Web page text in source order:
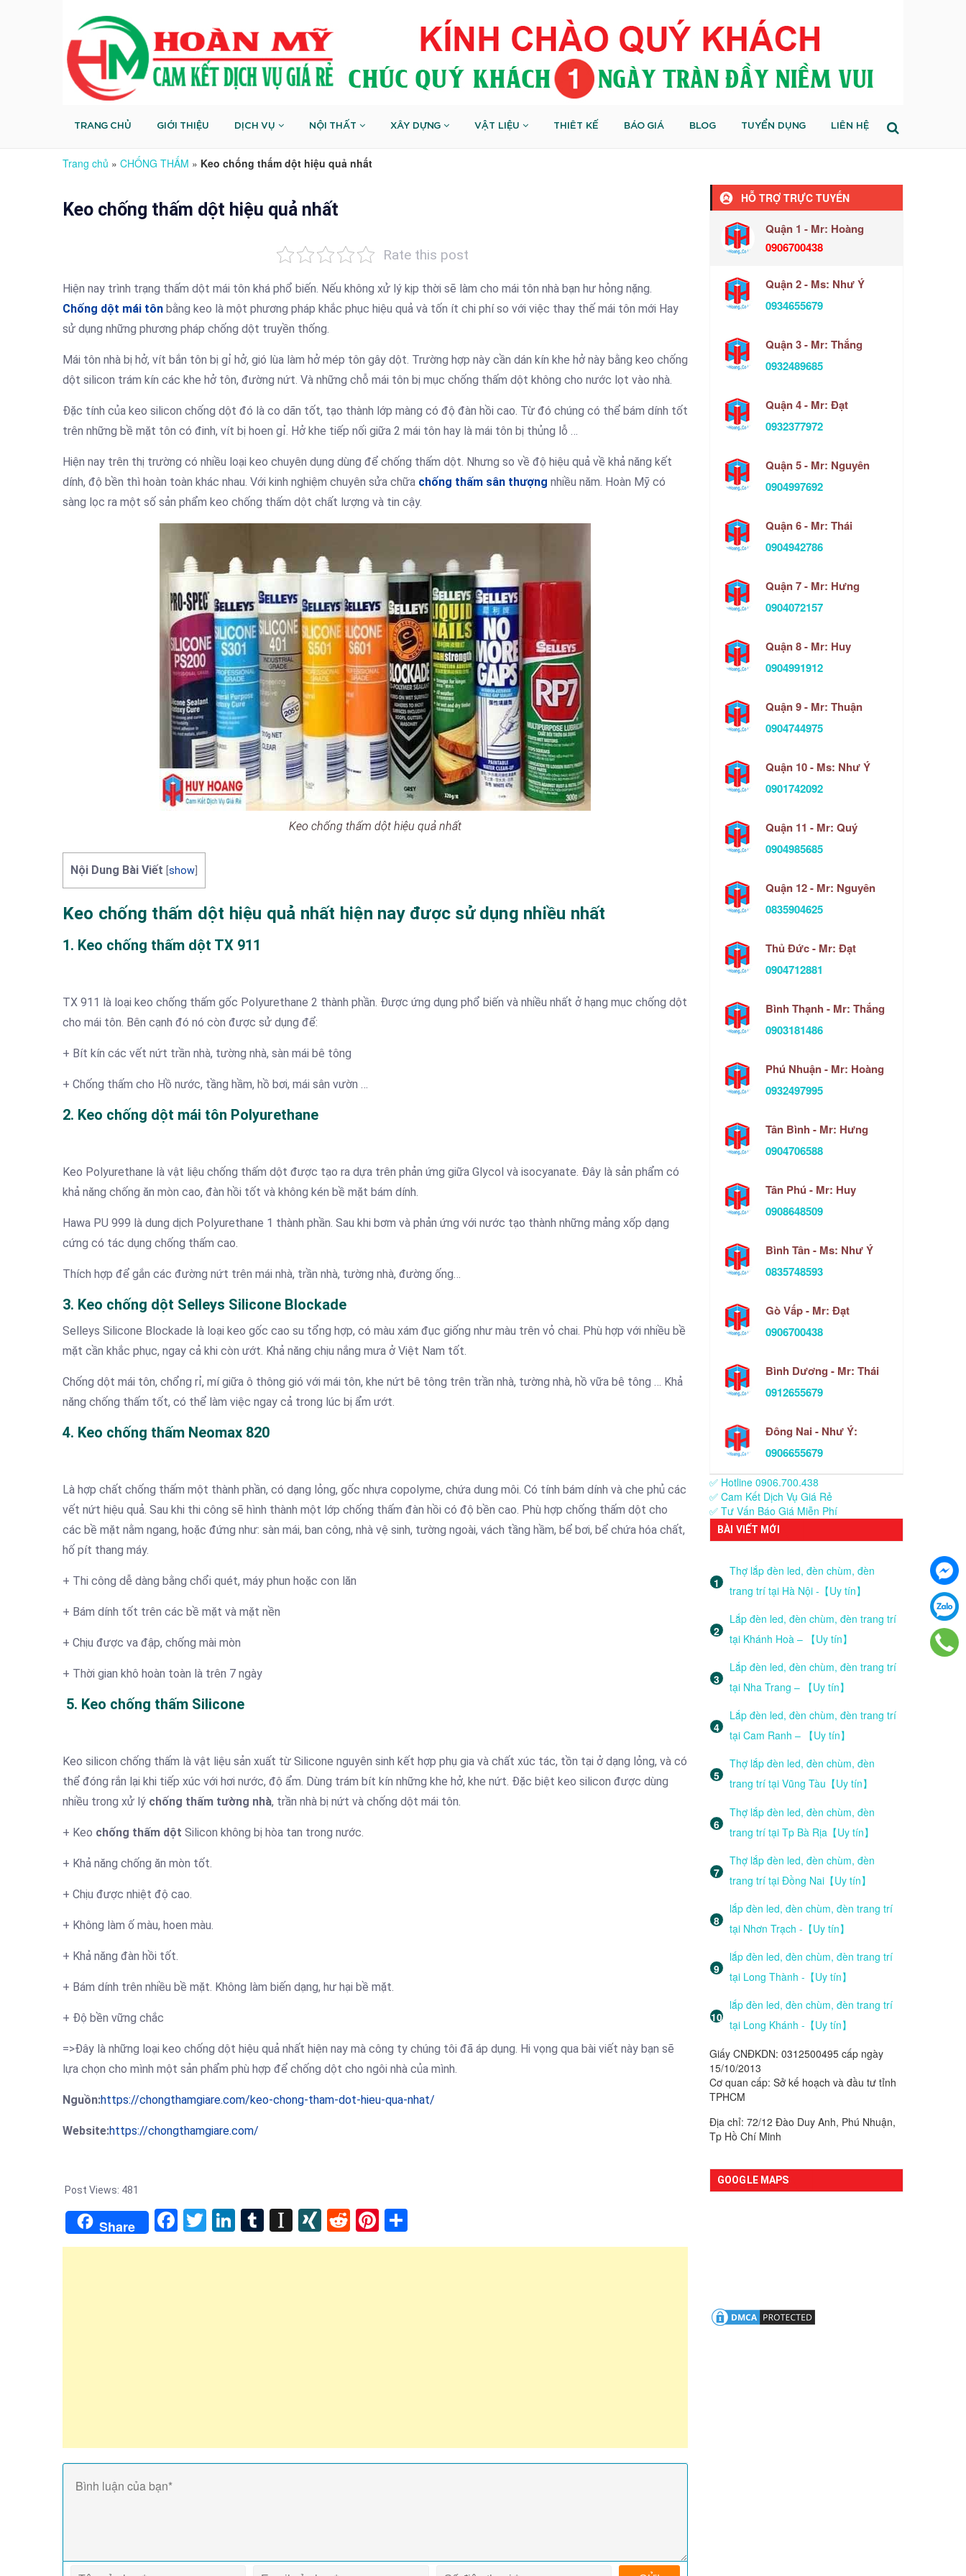
TRANG CHỦ GIỚI THIỆU DỊCH VỤ NỘI THẤT XÂY DỰNG VẬT LIỆU THIÊT KẾ BÁO GIÁ BLOG TUYỂN DỤNG LIÊN HỆ
Trang chủ » CHỐNG THẤM » Keo chống thấm dột hiệu quả nhất
Keo chống thấm dột hiệu quả nhất
Rate this post
Hiện nay trình trạng thấm dột mái tôn khá phổ biến. Nếu không xử lý kịp thời sẽ làm cho mái tôn nhà bạn hư hỏng nặng.
Chống dột mái tôn bằng keo là một phương pháp khắc phục hiệu quả và tốn ít chi phí so với việc thay thế mái tôn mới Hay
sử dụng những phương pháp chống dột truyền thống.
Mái tôn nhà bị hở, vít bắn tôn bị gỉ hở, gió lùa làm hở mép tôn gây dột. Trường hợp này cần dán kín khe hở này bằng keo chống
dột silicon trám kín các khe hở tôn, đường nứt. Và những chỗ mái tôn bị mục chống thấm dột không cho nước lọt vào nhà.
Đặc tính của keo silicon chống dột đó là co dãn tốt, tạo thành lớp màng có độ đàn hồi cao. Từ đó chúng có thể bám dính tốt
trên những bề mặt tôn có đinh, vít bị hoen gỉ. Hở khe tiếp nối giữa 2 mái tôn hay là mái tôn bị thủng lỗ …
Hiện nay trên thị trường có nhiều loại keo chuyên dụng dùng để chống thấm dột. Nhưng so về độ hiệu quả về khả năng kết
dính, độ bền thì hoàn toàn khác nhau. Với kinh nghiệm chuyên sửa chữa chống thấm sân thượng nhiều năm. Hoàn Mỹ có
sàng lọc ra một số sản phẩm keo chống thấm dột chất lượng và tin cậy.
Keo chống thấm dột hiệu quả nhất
Nội Dung Bài Viết show
Keo chống thấm dột hiệu quả nhất hiện nay được sử dụng nhiều nhất
1. Keo chống thấm dột TX 911
TX 911 là loại keo chống thấm gốc Polyurethane 2 thành phần. Được ứng dụng phổ biến và nhiều nhất ở hạng mục chống dột
cho mái tôn. Bên cạnh đó nó còn được sử dụng để:
+ Bít kín các vết nứt trần nhà, tường nhà, sàn mái bê tông
+ Chống thấm cho Hồ nước, tầng hầm, hồ bơi, mái sân vườn …
2. Keo chống dột mái tôn Polyurethane
Keo Polyurethane là vật liệu chống thấm dột được tạo ra dựa trên phản ứng giữa Glycol và isocyanate. Đây là sản phẩm có
khả năng chống ăn mòn cao, đàn hồi tốt và không kén bề mặt bám dính.
Hawa PU 999 là dung dịch Polyurethane 1 thành phần. Sau khi bơm và phản ứng với nước tạo thành những mảng xốp dạng
cứng có tác dụng chống thấm cao.
Thích hợp để gắn các đường nứt trên mái nhà, trần nhà, tường nhà, đường ống…
3. Keo chống dột Selleys Silicone Blockade
Selleys Silicone Blockade là loại keo gốc cao su tổng hợp, có màu xám đục giống như màu trên vỏ chai. Phù hợp với nhiều bề
mặt cần khắc phục, ngay cả khi còn ướt. Khả năng chịu nắng mưa ở Việt Nam tốt.
Chống dột mái tôn, chổng rỉ, mí giữa ô thông gió với mái tôn, khe nứt bê tông trên trần nhà, tường nhà, hồ vữa bê tông … Khả
năng chống thấm tốt, có thể làm việc ngay cả trong lúc bị ẩm ướt.
4. Keo chống thấm Neomax 820
Là hợp chất chống thấm một thành phần, có dạng lỏng, gốc nhựa copolyme, chứa dung môi. Có tính bám dính và che phủ các
vết nứt hiệu quả. Sau khi thi công sẽ hình thành một lớp chống thấm đàn hồi có độ bền cao. Phù hợp chống thấm dột cho
các bề mặt nằm ngang, hoặc đứng như: sàn mái, ban công, nhà vệ sinh, tường ngoài, vách tầng hầm, bể bơi, bể chứa hóa chất,
hố pít thang máy.
+ Thi công dễ dàng bằng chổi quét, máy phun hoặc con lăn
+ Bám dính tốt trên các bề mặt và mặt nền
+ Chịu được va đập, chống mài mòn
+ Thời gian khô hoàn toàn là trên 7 ngày
5. Keo chống thấm Silicone
Keo silicon chống thấm là vật liệu sản xuất từ Silicone nguyên sinh kết hợp phụ gia và chất xúc tác, tồn tại ở dạng lỏng, và có
thể đóng rắn lại khi tiếp xúc với hơi nước, độ ẩm. Dùng trám bít kín những khe hở, khe nứt. Đặc biệt keo silicon được dùng
nhiều trong xử lý chống thấm tường nhà, trần nhà bị nứt và chống dột mái tôn.
+ Keo chống thấm dột Silicon không bị hòa tan trong nước.
+ Khả năng chống ăn mòn tốt.
+ Chịu được nhiệt độ cao.
+ Không làm ố màu, hoen màu.
+ Khả năng đàn hồi tốt.
+ Bám dính trên nhiều bề mặt. Không làm biến dạng, hư hại bề mặt.
+ Độ bền vững chắc
=>Đây là những loại keo chống dột hiệu quả nhất hiện nay mà công ty chúng tôi đã áp dụng. Hi vọng qua bài viết này bạn sẽ
lựa chọn cho mình một sản phẩm phù hợp để chống dột cho ngôi nhà của mình.
Nguồn:https://chongthamgiare.com/keo-chong-tham-dot-hieu-qua-nhat/
Website:https://chongthamgiare.com/
Post Views: 481
Share Facebook
TwitterLinkedIn
Tumblr
Instapaper
XINGRedditPinterest
HỖ TRỢ TRỰC TUYẾN
Quận 1 - Mr: Hoàng
0906700438
Quận 2 - Ms: Như Ý
0934655679
Quận 3 - Mr: Thắng
0932489685
Quận 4 - Mr: Đạt
0932377972
Quận 5 - Mr: Nguyên
0904997692
Quận 6 - Mr: Thái
0904942786
Quận 7 - Mr: Hưng
0904072157
Quận 8 - Mr: Huy
0904991912
Quận 9 - Mr: Thuận
0904744975
Quận 10 - Ms: Như Ý
0901742092
Quận 11 - Mr: Quý
0904985685
Quận 12 - Mr: Nguyên
0835904625
Thủ Đức - Mr: Đạt
0904712881
Bình Thạnh - Mr: Thắng
0903181486
Phú Nhuận - Mr: Hoàng
0932497995
Tân Bình - Mr: Hưng
0904706588
Tân Phú - Mr: Huy
0908648509
Bình Tân - Ms: Như Ý
0835748593
Gò Vấp - Mr: Đạt
0906700438
Bình Dương - Mr: Thái
0912655679
Đông Nai - Như Ý:
0906655679
✅ Hotline 0906.700.438
✅ Cam Kết Dịch Vụ Giá Rẻ
✅ Tư Vấn Báo Giá Miễn Phí
BÀI VIẾT MỚI
Thợ lắp đèn led, đèn chùm, đèn
trang trí tại Hà Nội -【Uy tín】
Lắp đèn led, đèn chùm, đèn trang trí
tại Khánh Hoà – 【Uy tín】
Lắp đèn led, đèn chùm, đèn trang trí
tại Nha Trang – 【Uy tín】
Lắp đèn led, đèn chùm, đèn trang trí
tại Cam Ranh – 【Uy tín】
Thợ lắp đèn led, đèn chùm, đèn
trang trí tại Vũng Tàu【Uy tín】
Thợ lắp đèn led, đèn chùm, đèn
trang trí tại Tp Bà Rịa【Uy tín】
Thợ lắp đèn led, đèn chùm, đèn
trang trí tại Đồng Nai【Uy tín】
lắp đèn led, đèn chùm, đèn trang trí
tại Nhơn Trạch -【Uy tín】
lắp đèn led, đèn chùm, đèn trang trí
tại Long Thành -【Uy tín】
lắp đèn led, đèn chùm, đèn trang trí
tại Long Khánh -【Uy tín】
Giấy CNĐKDN: 0312500495 cấp ngày
15/10/2013
Cơ quan cấp: Sở kế hoạch và đầu tư tỉnh
TPHCM
Địa chỉ: 72/12 Đào Duy Anh, Phú Nhuận,
Tp Hồ Chí Minh
GOOGLE MAPS